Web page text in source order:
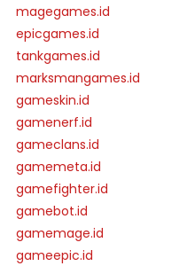
magegames.id
epicgames.id
tankgames.id
marksmangames.id
gameskin.id
gamenerf.id
gameclans.id
gamemeta.id
gamefighter.id
gamebot.id
gamemage.id
gameepic.id